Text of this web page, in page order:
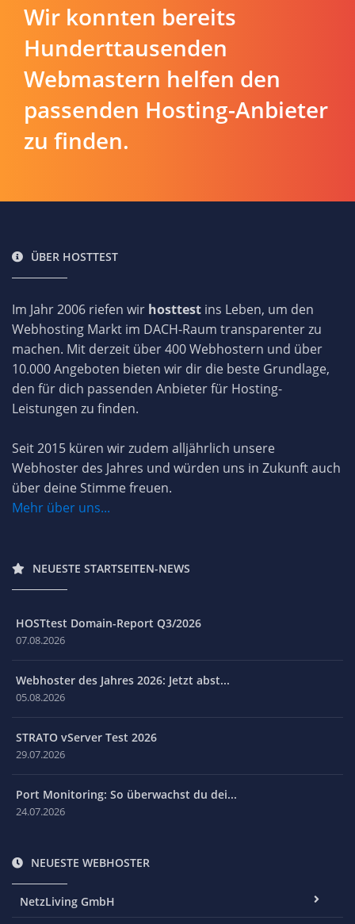
Wir konnten bereits
Hunderttausenden
Webmastern helfen den
passenden Hosting-Anbieter
zu finden.
ÜBER HOSTTEST
Im Jahr 2006 riefen wir hosttest ins Leben, um den
Webhosting Markt im DACH-Raum transparenter zu
machen. Mit derzeit über 400 Webhostern und über
10.000 Angeboten bieten wir dir die beste Grundlage,
den für dich passenden Anbieter für Hosting-
Leistungen zu finden.
Seit 2015 küren wir zudem alljährlich unsere
Webhoster des Jahres und würden uns in Zukunft auch
über deine Stimme freuen.
Mehr über uns...
NEUESTE STARTSEITEN-NEWS
HOSTtest Domain-Report Q3/2026
07.08.2026
Webhoster des Jahres 2026: Jetzt abst...
05.08.2026
STRATO vServer Test 2026
29.07.2026
Port Monitoring: So überwachst du dei...
24.07.2026
NEUESTE WEBHOSTER
NetzLiving GmbH